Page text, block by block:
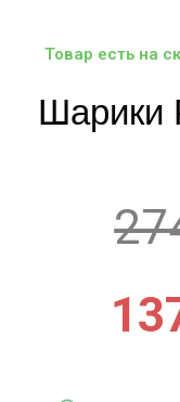
Товар есть на
Шарики